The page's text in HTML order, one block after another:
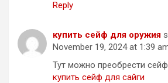
Reply
купить сейф для оружия
November 19, 2024 at 1:39
Тут можно преобрести
купить сейф для сайги